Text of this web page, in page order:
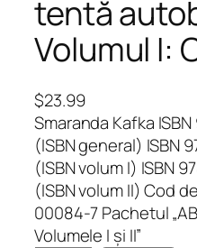
tentă
Volumul I:
$23.99
Smaranda Kafka
(ISBN general) ISBN
(ISBN volum I) ISBN
(ISBN volum II) Cod
00084-7 Pachetul
Volumele I și II”